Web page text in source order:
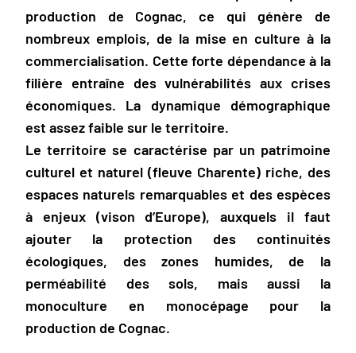
production de Cognac, ce qui génère de
nombreux emplois, de la mise en culture à la
commercialisation. Cette forte dépendance à la
filière entraîne des vulnérabilités aux crises
économiques. La dynamique démographique
est assez faible sur le territoire.
Le territoire se caractérise par un patrimoine
culturel et naturel (fleuve Charente) riche, des
espaces naturels remarquables et des espèces
à enjeux (vison d’Europe), auxquels il faut
ajouter la protection des continuités
écologiques, des zones humides, de la
perméabilité des sols, mais aussi la
monoculture en monocépage pour la
production de Cognac.